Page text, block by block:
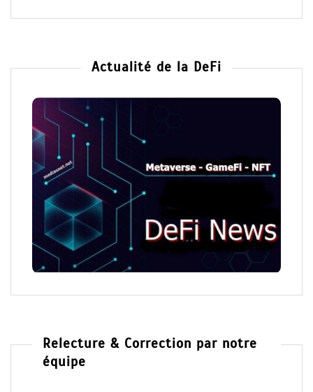
Actualité de la DeFi
Relecture & Correction par notre
équipe